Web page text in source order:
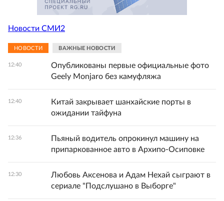
Новости СМИ2
НОВОСТИ ВАЖНЫЕ НОВОСТИ
12:40
Опубликованы первые официальные фото
Geely Monjaro без камуфляжа
12:40
Китай закрывает шанхайские порты в
ожидании тайфуна
12:36
Пьяный водитель опрокинул машину на
припаркованное авто в Архипо-Осиповке
12:30
Любовь Аксенова и Адам Нехай сыграют в
сериале "Подслушано в Выборге"